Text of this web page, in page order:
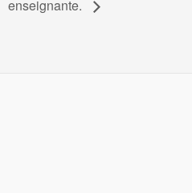
enseignante.